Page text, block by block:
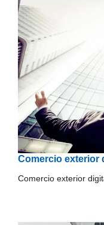
Comercio exterior
Comercio exterior